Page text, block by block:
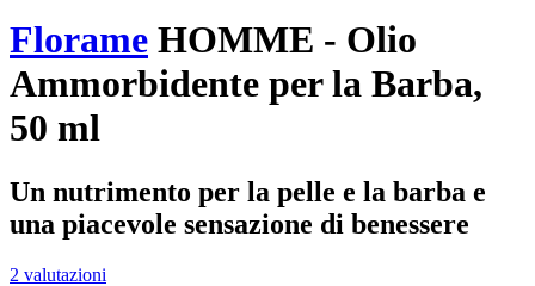
Florame HOMME - Olio
Ammorbidente per la Barba,
50 ml
Un nutrimento per la pelle e la barba e
una piacevole sensazione di benessere
2 valutazioni